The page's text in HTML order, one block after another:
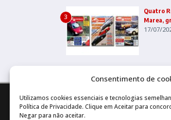
Consentimento de
Utilizamos cookies essenciais e tecnologias
Política de Privacidade. Clique em Aceitar para
Negar para não aceitar.
3
Quatro
Marea,
17/07/